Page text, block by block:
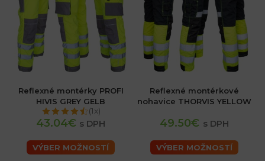
Reflexné montérky PROFI
HIVIS GREY GELB
(1x)
43.04€ s DPH
VÝBER MOŽNOSTÍ
Reflexné montérkové
nohavice THORVIS YELLOW
49.50€ s DPH
VÝBER MOŽNOSTÍ